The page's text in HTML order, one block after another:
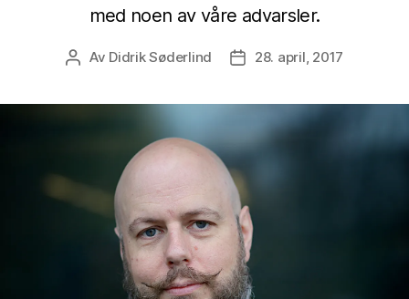
med noen av våre advarsler.
Innleggsforfatter
Av Didrik Søderlind Publiseringsdato
28. april, 2017